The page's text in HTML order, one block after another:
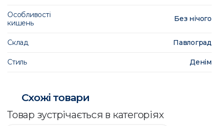
Особливості
кишень
Без нічого
Склад Павлоград
Стиль Денім
Схожі товари
Товар зустрічається в категоріях